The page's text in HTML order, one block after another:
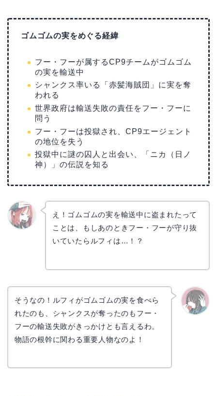
ゴムゴムの実をめぐる経緯
フー・フーが属するCP9チームがゴムゴム
の実を輸送中
シャンクス率いる「赤髪海賊団」に実を奪
われる
世界政府は輸送失敗の責任をフー・フーに
問う
フー・フーは投獄され、CP9エージェント
の地位を失う
投獄中に謎の囚人と出会い、「ニカ（日ノ
神）」の伝説を知る
え！ゴムゴムの実を輸送中に盗まれたって
ことは、もしあのときフー・フーが守り抜
いていたらルフィは…！？
そうなの！ルフィがゴムゴムの実を食べら
れたのも、シャンクスが奪ったのもフー・
フーの輸送失敗がきっかけとも言えるわ。
物語の根幹に関わる重要人物なのよ！